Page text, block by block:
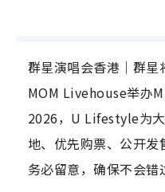
群星演唱会香港｜群
MOM Livehouse举办
2026，U Lifestyle为
地、优先购票、公开发
务必留意，确保不会错